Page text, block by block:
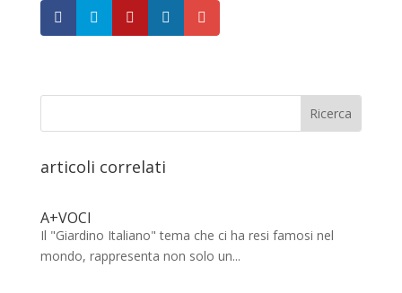
articoli correlati
A+VOCI
Il "Giardino Italiano" tema che ci ha resi famosi nel
mondo, rappresenta non solo un...